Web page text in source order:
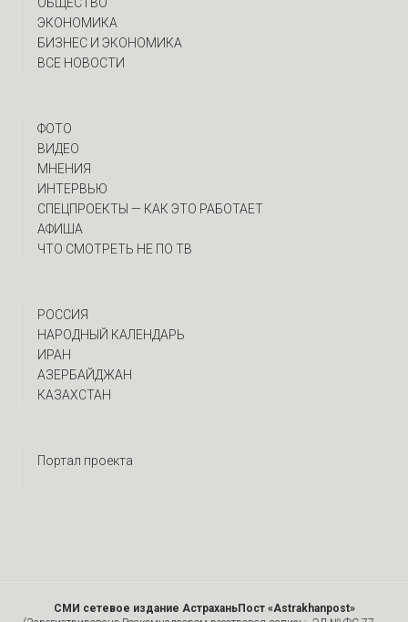
ЭКОНОМИКА
БИЗНЕС И ЭКОНОМИКА
ВСЕ НОВОСТИ
ФОТО
ВИДЕО
МНЕНИЯ
ИНТЕРВЬЮ
CПЕЦПРОЕКТЫ — КАК ЭТО РАБОТАЕТ
АФИША
ЧТО СМОТРЕТЬ НЕ ПО ТВ
РОССИЯ
НАРОДНЫЙ КАЛЕНДАРЬ
ИРАН
АЗЕРБАЙДЖАН
КАЗАХСТАН
Портал проекта
СМИ сетевое издание АстраханьПост «Astrakhanpost»